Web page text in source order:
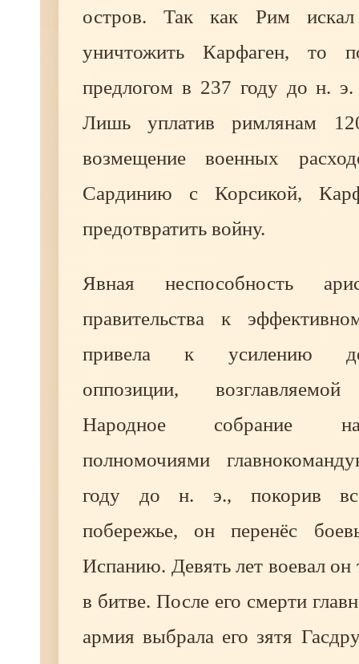
остров. Так как Рим
уничтожить Карфаген, то
предлогом в 237 году до н. э.
Лишь уплатив римлянам
возмещение военных
Сардинию с Корсикой,
предотвратить войну.
Явная неспособность
правительства к
привела к усилению
оппозиции,
Народное собрание
полномочиями
году до н. э., покорив
побережье, он перенёс
Испанию. Девять лет воевал он
в битве. После его смерти
армия выбрала его зятя